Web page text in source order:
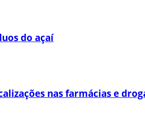
do açaí
nas farmácias e